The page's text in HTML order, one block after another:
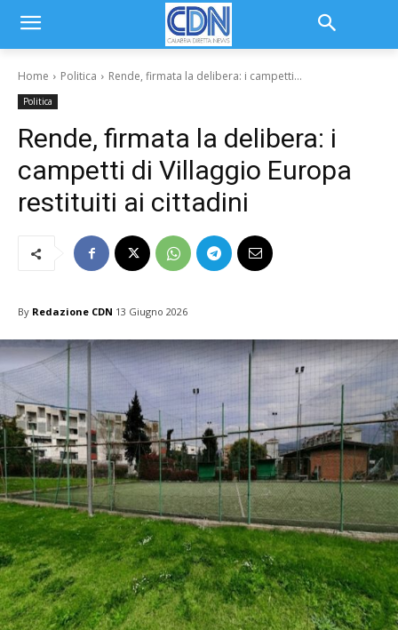
Home Politica Rende, firmata la delibera: i campetti...
Politica
Rende, firmata la delibera: i
campetti di Villaggio Europa
restituiti ai cittadini
By Redazione CDN 13 Giugno 2026